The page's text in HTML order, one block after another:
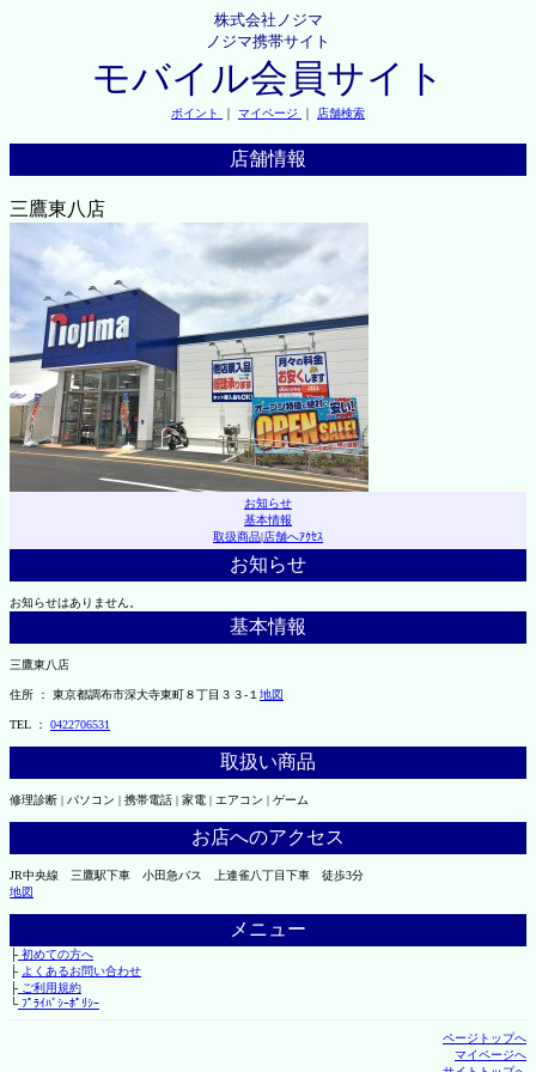
株式会社ノジマ
ノジマ携帯サイト
モバイル会員サイト
ポイント ｜ マイページ ｜ 店舗検索
店舗情報
三鷹東八店
お知らせ
基本情報
取扱商品|店舗へｱｸｾｽ
お知らせ
お知らせはありません。
基本情報
三鷹東八店
住所 ： 東京都調布市深大寺東町８丁目３３-１ 地図
TEL ： 0422706531
取扱い商品
修理診断 | パソコン | 携帯電話 | 家電 | エアコン | ゲーム
お店へのアクセス
JR中央線 三鷹駅下車 小田急バス 上連雀八丁目下車 徒歩3分
地図
メニュー
├初めての方へ
├ よくあるお問い合わせ
├ご利用規約
└ﾌﾟﾗｲﾊﾞｼｰﾎﾟﾘｼｰ
ページトップへ
マイページへ